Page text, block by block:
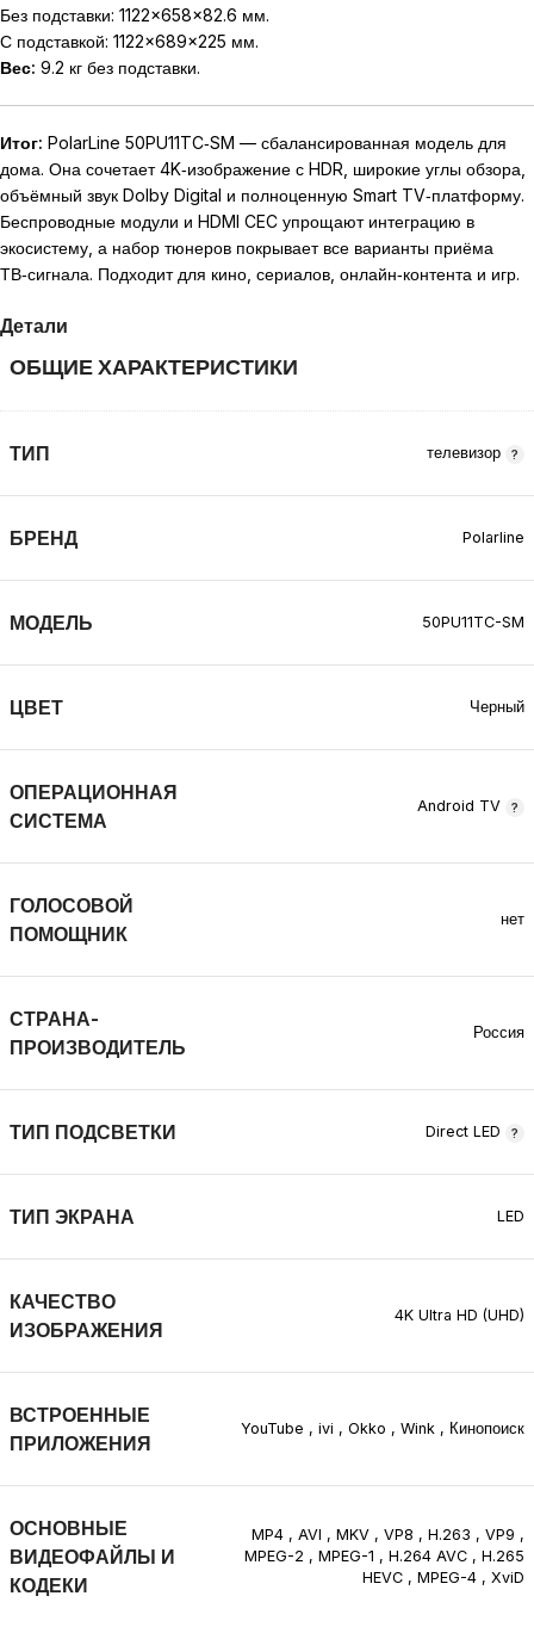
Без подставки: 1122×658×82.6 мм.
С подставкой: 1122×689×225 мм.
Вес: 9.2 кг без подставки.
Итог: PolarLine 50PU11TC‑SM — сбалансированная модель для
дома. Она сочетает 4K‑изображение с HDR, широкие углы обзора,
объёмный звук Dolby Digital и полноценную Smart TV‑платформу.
Беспроводные модули и HDMI CEC упрощают интеграцию в
экосистему, а набор тюнеров покрывает все варианты приёма
ТВ‑сигнала. Подходит для кино, сериалов, онлайн‑контента и игр.
Детали
ОБЩИЕ ХАРАКТЕРИСТИКИ
ТИП телевизор
БРЕНД Polarline
МОДЕЛЬ 50PU11TC-SM
ЦВЕТ Черный
ОПЕРАЦИОННАЯ
СИСТЕМА
Android TV
ГОЛОСОВОЙ
ПОМОЩНИК
нет
СТРАНА-
ПРОИЗВОДИТЕЛЬ
Россия
ТИП ПОДСВЕТКИ Direct LED
ТИП ЭКРАНА LED
КАЧЕСТВО
ИЗОБРАЖЕНИЯ
4K Ultra HD (UHD)
ВСТРОЕННЫЕ
ПРИЛОЖЕНИЯ
YouTube , ivi , Okko , Wink , Кинопоиск
ОСНОВНЫЕ
ВИДЕОФАЙЛЫ И
КОДЕКИ
MP4 , AVI , MKV , VP8 , H.263 , VP9 ,
MPEG-2 , MPEG-1 , H.264 AVC , H.265
HEVC , MPEG-4 , XviD